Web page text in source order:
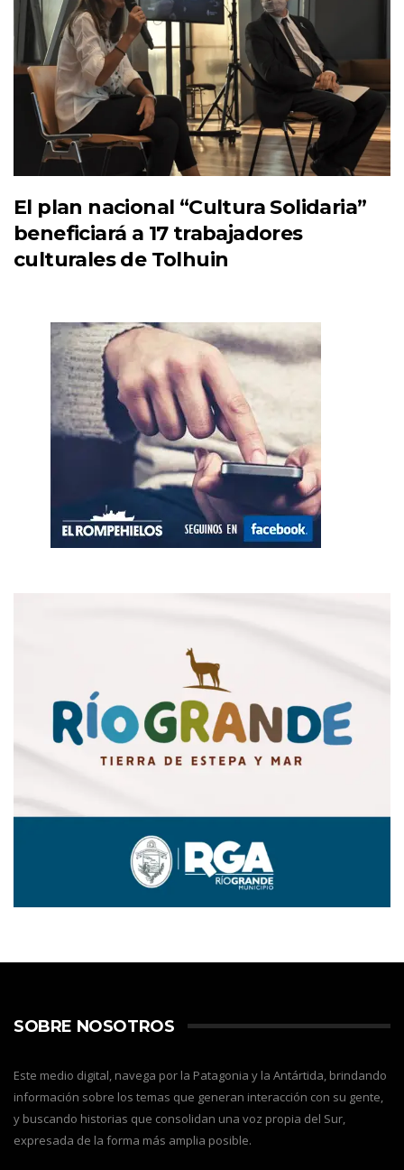
El plan nacional “Cultura Solidaria”
beneficiará a 17 trabajadores
culturales de Tolhuin
SOBRE NOSOTROS
Este medio digital, navega por la Patagonia y la Antártida, brindando
información sobre los temas que generan interacción con su gente,
y buscando historias que consolidan una voz propia del Sur,
expresada de la forma más amplia posible.